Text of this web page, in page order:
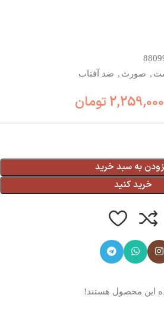
, صورت , ضد آفتاب
2,259,000تومان
به سبد خرید
خرید کنید
این محصول هستند!